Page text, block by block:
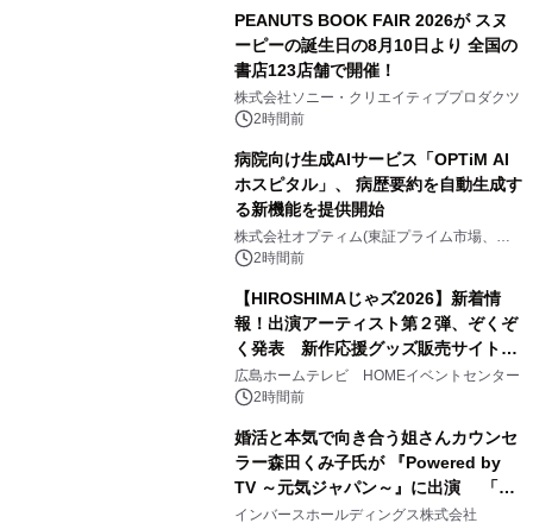
PEANUTS BOOK FAIR 2026が スヌ
ーピーの誕生日の8月10日より 全国の
書店123店舗で開催！
株式会社ソニー・クリエイティブプロダクツ
2時間前
病院向け生成AIサービス「OPTiM AI
ホスピタル」、 病歴要約を自動生成す
る新機能を提供開始
株式会社オプティム(東証プライム市場、コ
ード：3694)
2時間前
【HIROSHIMAじゃズ2026】新着情
報！出演アーティスト第２弾、ぞくぞ
く発表 新作応援グッズ販売サイトも
同時オープンします！
広島ホームテレビ HOMEイベントセンター
2時間前
婚活と本気で向き合う姐さんカウンセ
ラー森田くみ子氏が 『Powered by
TV ～元気ジャパン～』に出演 「元
気が出るPower講座」で婚活の「加点
インバースホールディングス株式会社